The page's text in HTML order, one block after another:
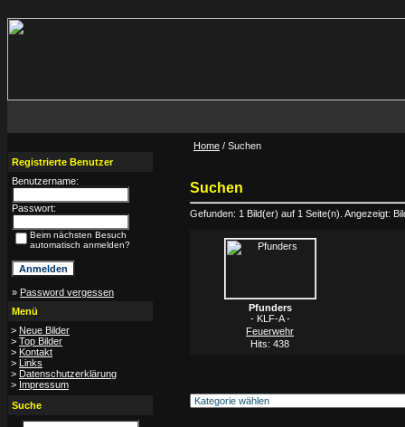
Registrierte Benutzer
Benutzername:
Passwort:
Beim nächsten Besuch
automatisch anmelden?
» Password vergessen
Menü
> Neue Bilder
> Top Bilder
> Kontakt
> Links
> Datenschutzerklärung
> Impressum
Suche
Home / Suchen
Suchen
Gefunden: 1 Bild(er) auf 1 Seite(n). Angezeigt:
Pfunders
- KLF-A -
Feuerwehr
Hits: 438